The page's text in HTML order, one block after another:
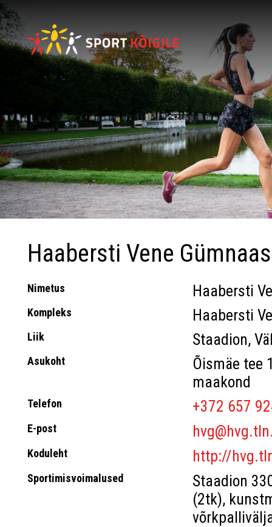
Haabersti Vene
Nimetus Haabersti
Kompleks Haabersti
Liik Staadion,
Asukoht
Õismäe tee
maakond
Telefon +372 657
E-post
Koduleht http://
Sportimisvoimalused
Staadion
(2tk),